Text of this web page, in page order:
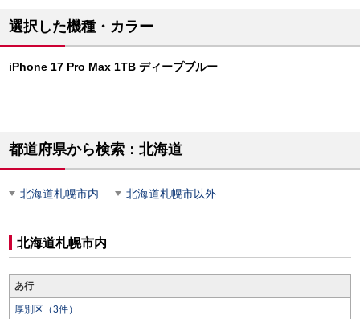
選択した機種・カラー
iPhone 17 Pro Max 1TB ディープブルー
都道府県から検索：北海道
北海道札幌市内 北海道札幌市以外
北海道札幌市内
あ行
厚別区（3件）